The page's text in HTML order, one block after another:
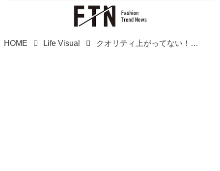
HOME Life Visual クオリティ上がってない！？（喜）【ダイソー】の「雑貨」が結構カワイイ